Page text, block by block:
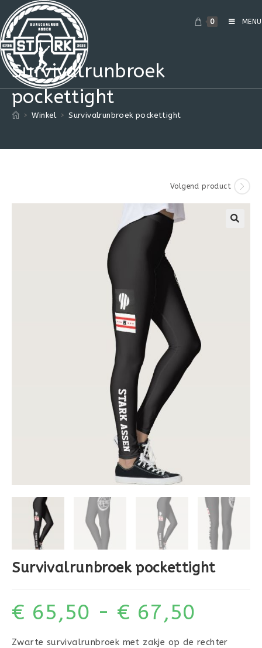
0 MENU
Survivalrunbroek
pockettight
> Winkel > Survivalrunbroek pockettight
Volgend product
Survivalrunbroek pockettight
€ 65,50 - € 67,50
Zwarte survivalrunbroek met zakje op de rechter